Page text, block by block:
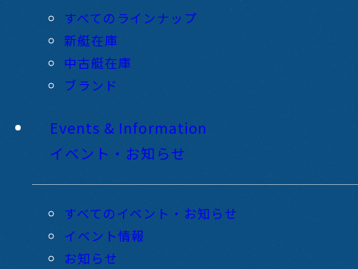
すべてのラインナップ
新艇在庫
中古艇在庫
ブランド
Events & Information
イベント・お知らせ
すべてのイベント・お知らせ
イベント情報
お知らせ